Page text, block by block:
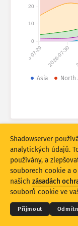
Statistiky útoku:
Nápověda
Soubor dat
Aktualizovat
2026-07-29 2026-07-30
0
10
20
Asia North
© 2026
Shadowserver
analytických údajů.
používány, a
souborech cookie a
našich zásadách
souborů cookie ve
Přijmout